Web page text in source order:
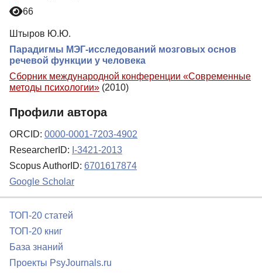
66
Штыров Ю.Ю.
Парадигмы МЭГ-исследований мозговых основ
речевой функции у человека
Сборник международной конференции «Современные
методы психологии» (2010)
Профили автора
ORCID: 0000-0001-7203-4902
ResearcherID: I-3421-2013
Scopus AuthorID: 6701617874
Google Scholar
ТОП-20 статей
ТОП-20 книг
База знаний
Проекты PsyJournals.ru